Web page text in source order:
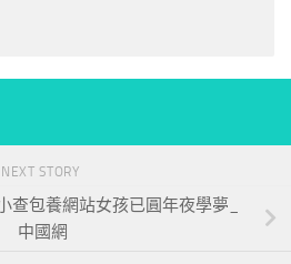
NEXT STORY
查包養網站女孩已圓年夜學夢_
中國網